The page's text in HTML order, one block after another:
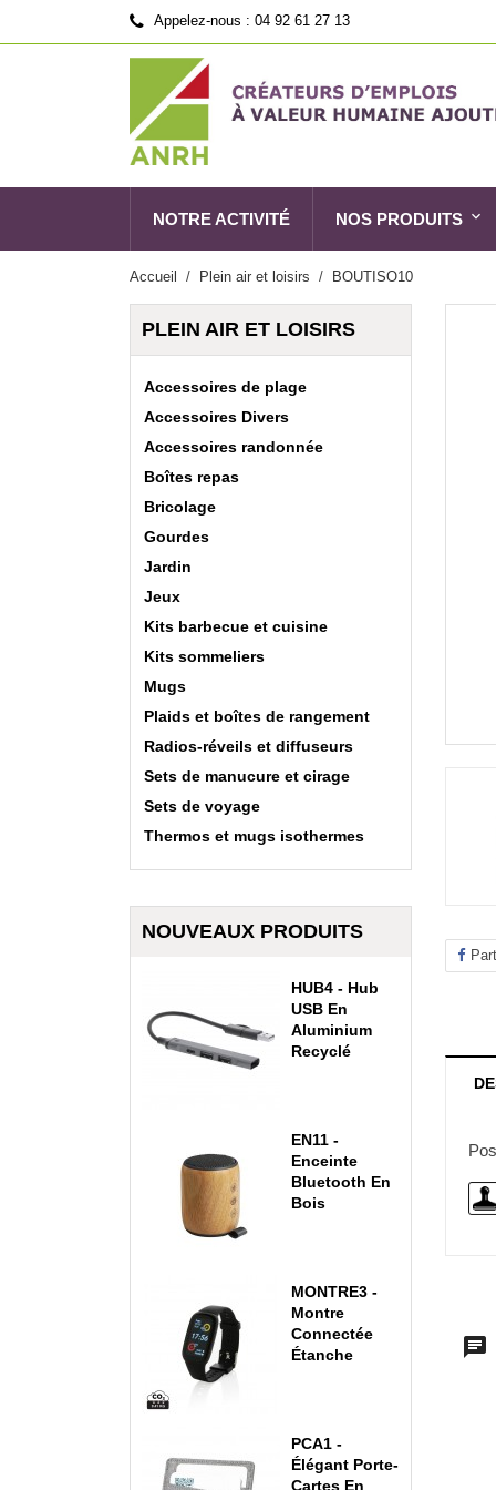
Appelez-nous : 04 92 61 27 13
NOTRE ACTIVITÉ NOS PRODUITS
Accueil Plein air et loisirs BOUTISO10
PLEIN AIR ET LOISIRS
Accessoires de plage
Accessoires Divers
Accessoires randonnée
Boîtes repas
Bricolage
Gourdes
Jardin
Jeux
Kits barbecue et cuisine
Kits sommeliers
Mugs
Plaids et boîtes de rangement
Radios-réveils et diffuseurs
Sets de manucure et cirage
Sets de voyage
Thermos et mugs isothermes
NOUVEAUX PRODUITS
HUB4 - Hub
USB En
Aluminium
Recyclé
EN11 -
Enceinte
Bluetooth En
Bois
MONTRE3 -
Montre
Connectée
Étanche
PCA1 -
Élégant Porte-
Cartes En